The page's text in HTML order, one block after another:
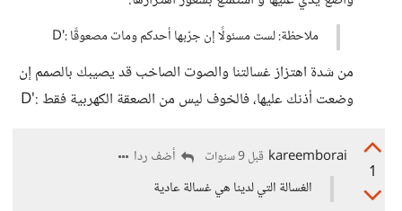
ملاحظة: لست مسئولًا إن جرّبها أحدكم ومات مصعوقًا :'D
من شدة اهتزاز غسالتنا والصوت الصاخب قد يصيبك بالصمم إن
وضعت أذنك عليها، فالخوف ليس من الصعقة الكهربية فقط :'D
1
kareemborai قبل 9 سنوات
أضف ردا
الغسالة التي لدينا هي غسالة عادية